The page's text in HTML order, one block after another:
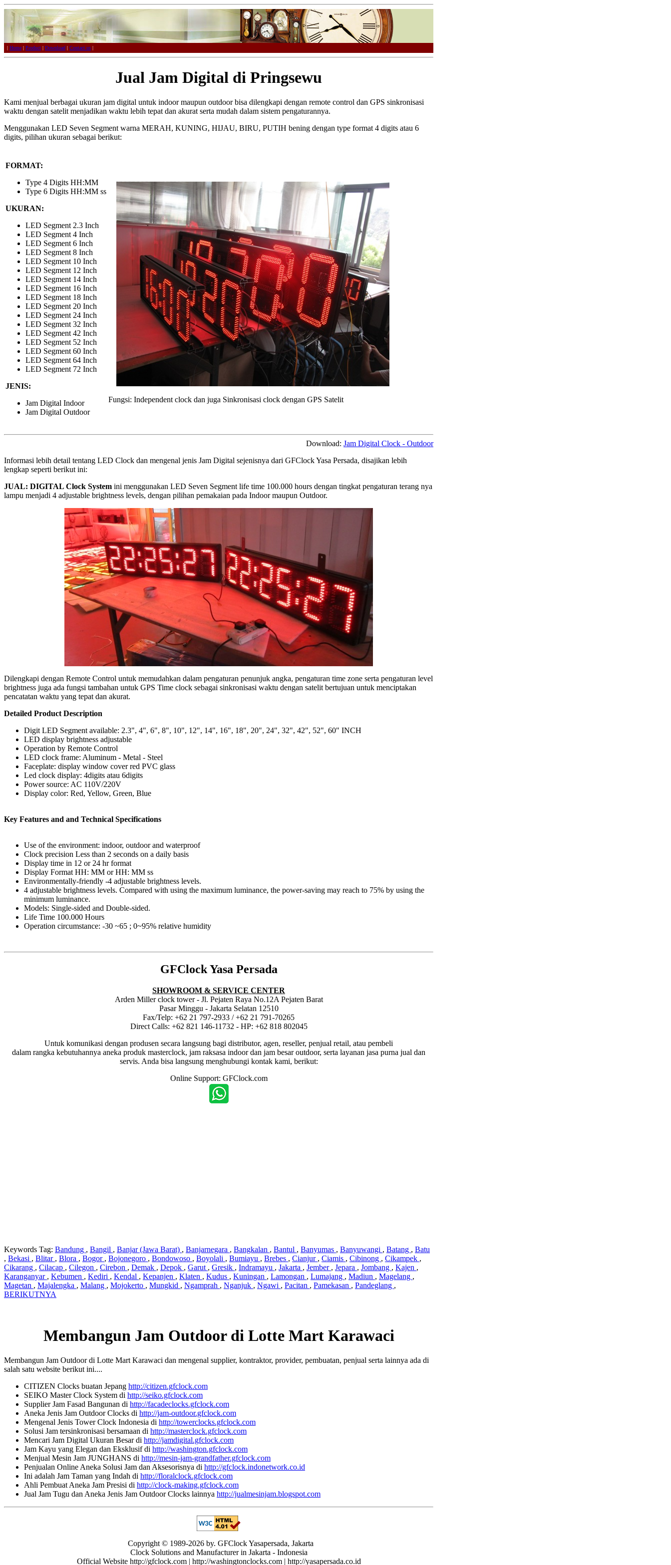
| Home | Product | Download | Contact us |
Jual Jam Digital di Pringsewu
Kami menjual berbagai ukuran jam digital untuk indoor maupun outdoor bisa dilengkapi dengan remote control dan GPS sinkronisasi
waktu dengan satelit menjadikan waktu lebih tepat dan akurat serta mudah dalam sistem pengaturannya.
Menggunakan LED Seven Segment warna MERAH, KUNING, HIJAU, BIRU, PUTIH bening dengan type format 4 digits atau 6
digits, pilihan ukuran sebagai berikut:
FORMAT:
Type 4 Digits HH:MM
Type 6 Digits HH:MM ss
UKURAN:
LED Segment 2.3 Inch
LED Segment 4 Inch
LED Segment 6 Inch
LED Segment 8 Inch
LED Segment 10 Inch
LED Segment 12 Inch
LED Segment 14 Inch
LED Segment 16 Inch
LED Segment 18 Inch
LED Segment 20 Inch
LED Segment 24 Inch
LED Segment 32 Inch
LED Segment 42 Inch
LED Segment 52 Inch
LED Segment 60 Inch
LED Segment 64 Inch
LED Segment 72 Inch
JENIS:
Jam Digital Indoor
Jam Digital Outdoor
Fungsi: Independent clock dan juga Sinkronisasi clock dengan GPS Satelit
Download: Jam Digital Clock - Outdoor
Informasi lebih detail tentang LED Clock dan mengenal jenis Jam Digital sejenisnya dari GFClock Yasa Persada, disajikan lebih
lengkap seperti berikut ini:
JUAL: DIGITAL Clock System ini menggunakan LED Seven Segment life time 100.000 hours dengan tingkat pengaturan terang nya
lampu menjadi 4 adjustable brightness levels, dengan pilihan pemakaian pada Indoor maupun Outdoor.
Dilengkapi dengan Remote Control untuk memudahkan dalam pengaturan penunjuk angka, pengaturan time zone serta pengaturan level
brightness juga ada fungsi tambahan untuk GPS Time clock sebagai sinkronisasi waktu dengan satelit bertujuan untuk menciptakan
pencatatan waktu yang tepat dan akurat.
Detailed Product Description
Digit LED Segment available: 2.3", 4", 6", 8", 10", 12", 14", 16", 18", 20", 24", 32", 42", 52", 60" INCH
LED display brightness adjustable
Operation by Remote Control
LED clock frame: Aluminum - Metal - Steel
Faceplate: display window cover red PVC glass
Led clock display: 4digits atau 6digits
Power source: AC 110V/220V
Display color: Red, Yellow, Green, Blue
Key Features and and Technical Specifications
Use of the environment: indoor, outdoor and waterproof
Clock precision Less than 2 seconds on a daily basis
Display time in 12 or 24 hr format
Display Format HH: MM or HH: MM ss
Environmentally-friendly -4 adjustable brightness levels.
4 adjustable brightness levels. Compared with using the maximum luminance, the power-saving may reach to 75% by using the
minimum luminance.
Models: Single-sided and Double-sided.
Life Time 100.000 Hours
Operation circumstance: -30 ~65 ; 0~95% relative humidity
GFClock Yasa Persada
SHOWROOM & SERVICE CENTER
Arden Miller clock tower - Jl. Pejaten Raya No.12A Pejaten Barat
Pasar Minggu - Jakarta Selatan 12510
Fax/Telp: +62 21 797-2933 / +62 21 791-70265
Direct Calls: +62 821 146-11732 - HP: +62 818 802045
Untuk komunikasi dengan produsen secara langsung bagi distributor, agen, reseller, penjual retail, atau pembeli
dalam rangka kebutuhannya aneka produk masterclock, jam raksasa indoor dan jam besar outdoor, serta layanan jasa purna jual dan
servis. Anda bisa langsung menghubungi kontak kami, berikut:
Online Support: GFClock.com
Keywords Tag: Bandung , Bangil , Banjar (Jawa Barat) , Banjarnegara , Bangkalan , Bantul , Banyumas , Banyuwangi , Batang , Batu
, Bekasi , Blitar , Blora , Bogor , Bojonegoro , Bondowoso , Boyolali , Bumiayu , Brebes , Cianjur , Ciamis , Cibinong , Cikampek ,
Cikarang , Cilacap , Cilegon , Cirebon , Demak , Depok , Garut , Gresik , Indramayu , Jakarta , Jember , Jepara , Jombang , Kajen ,
Karanganyar , Kebumen , Kediri , Kendal , Kepanjen , Klaten , Kudus , Kuningan , Lamongan , Lumajang , Madiun , Magelang ,
Magetan , Majalengka , Malang , Mojokerto , Mungkid , Ngamprah , Nganjuk , Ngawi , Pacitan , Pamekasan , Pandeglang ,
BERIKUTNYA
Membangun Jam Outdoor di Lotte Mart Karawaci
Membangun Jam Outdoor di Lotte Mart Karawaci dan mengenal supplier, kontraktor, provider, pembuatan, penjual serta lainnya ada di
salah satu website berikut ini....
CITIZEN Clocks buatan Jepang http://citizen.gfclock.com
SEIKO Master Clock System di http://seiko.gfclock.com
Supplier Jam Fasad Bangunan di http://facadeclocks.gfclock.com
Aneka Jenis Jam Outdoor Clocks di http://jam-outdoor.gfclock.com
Mengenal Jenis Tower Clock Indonesia di http://towerclocks.gfclock.com
Solusi Jam tersinkronisasi bersamaan di http://masterclock.gfclock.com
Mencari Jam Digital Ukuran Besar di http://jamdigital.gfclock.com
Jam Kayu yang Elegan dan Eksklusif di http://washington.gfclock.com
Menjual Mesin Jam JUNGHANS di http://mesin-jam-grandfather.gfclock.com
Penjualan Online Aneka Solusi Jam dan Aksesorisnya di http://gfclock.indonetwork.co.id
Ini adalah Jam Taman yang Indah di http://floralclock.gfclock.com
Ahli Pembuat Aneka Jam Presisi di http://clock-making.gfclock.com
Jual Jam Tugu dan Aneka Jenis Jam Outdoor Clocks lainnya http://jualmesinjam.blogspot.com
Copyright © 1989-2026 by. GFClock Yasapersada, Jakarta
Clock Solutions and Manufacturer in Jakarta - Indonesia
Official Website http://gfclock.com | http://washingtonclocks.com | http://yasapersada.co.id